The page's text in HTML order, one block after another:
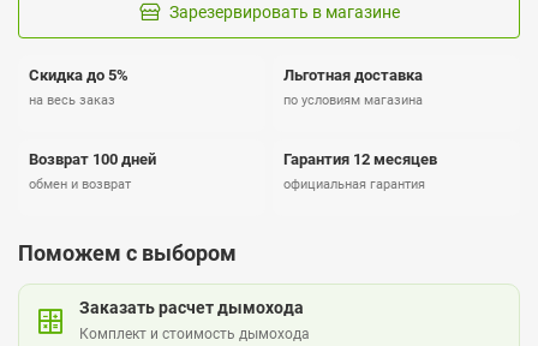
Зарезервировать в магазине
Скидка до 5%
на весь заказ
Льготная доставка
по условиям магазина
Возврат 100 дней
обмен и возврат
Гарантия 12 месяцев
официальная гарантия
Поможем с выбором
Заказать расчет дымохода
Комплект и стоимость дымохода